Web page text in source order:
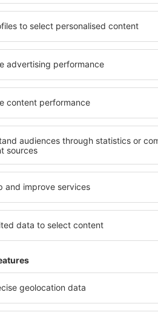
Rezervă
pe eSky.ro!
Explorează
la
city break-uri, vacanțe
tuturor.